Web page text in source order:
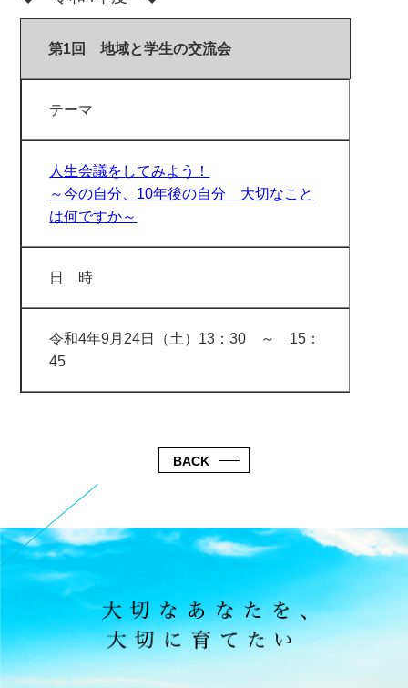
第1回 地域と学生の交流会
テーマ
人生会議をしてみよう！
～今の自分、10年後の自分 大切なこと
は何ですか～
日 時
令和4年9月24日（土）13：30 ～ 15：
45
BACK